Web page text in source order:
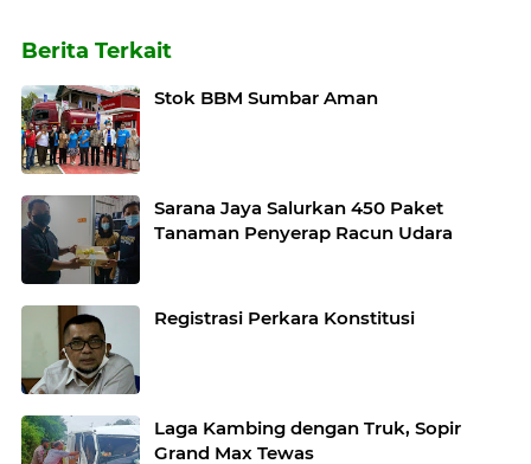
Berita Terkait
Stok BBM Sumbar Aman
Sarana Jaya Salurkan 450 Paket
Tanaman Penyerap Racun Udara
Registrasi Perkara Konstitusi
Laga Kambing dengan Truk, Sopir
Grand Max Tewas